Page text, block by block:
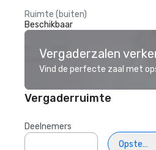
Ruimte (buiten)
Beschikbaar
Vergaderzalen
Vind de perfecte zaal met
Vergaderruimte
Deelnemers
Opstelling